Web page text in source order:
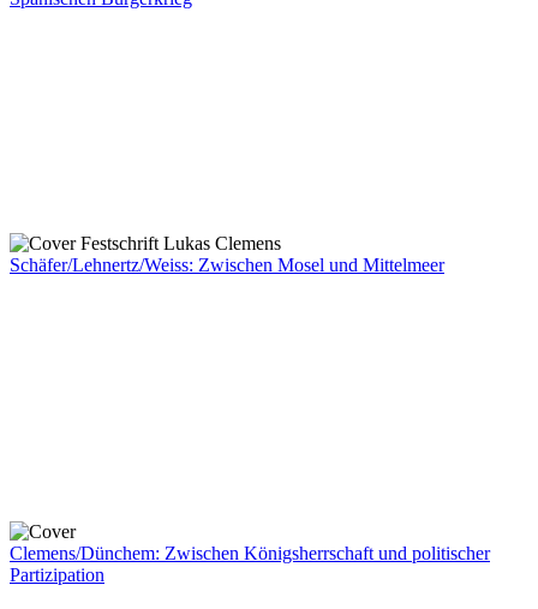
Schäfer/Lehnertz/Weiss: Zwischen Mosel und Mittelmeer
Clemens/Dünchem: Zwischen Königsherrschaft und politischer
Partizipation